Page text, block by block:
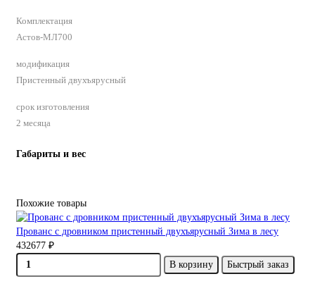
Комплектация
Астов-МЛ700
модификация
Пристенный двухъярусный
срок изготовления
2 месяца
Габариты и вес
Похожие товары
Прованс с дровником пристенный двухъярусный Зима в лесу
432677 ₽
В корзину
Быстрый заказ